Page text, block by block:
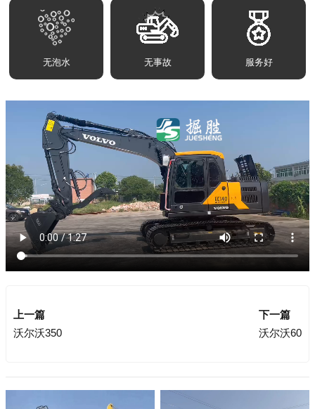
无泡水 无事故 服务好
上一篇
沃尔沃350
下一篇
沃尔沃60